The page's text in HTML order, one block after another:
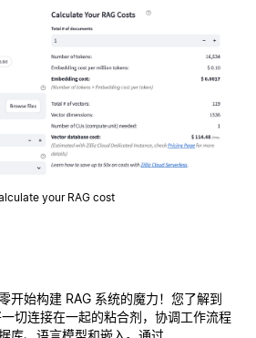
your RAG cost
开始构建 RAG 系统的魔力！您了解到
切连接在一起的粘合剂，协调工作流程
库、语言模型和嵌入。通过